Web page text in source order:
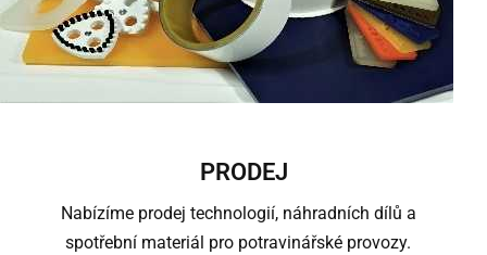
PRODEJ
Nabízíme prodej technologií, náhradních dílů a
spotřební materiál pro potravinářské provozy.